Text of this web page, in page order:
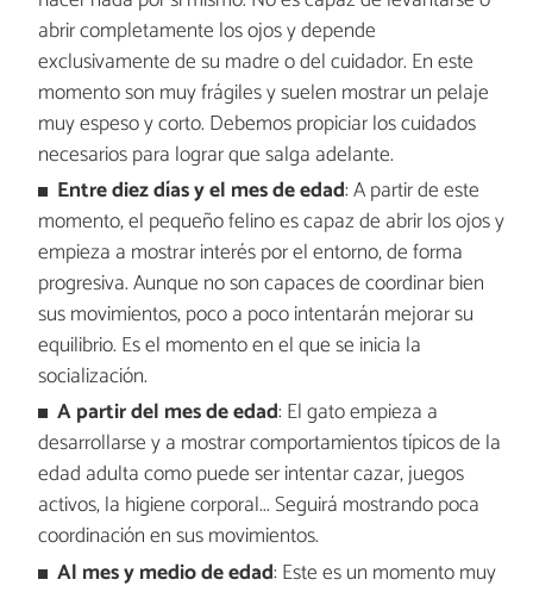
abrir completamente los ojos y depende
exclusivamente de su madre o del cuidador. En este
momento son muy frágiles y suelen mostrar un pelaje
muy espeso y corto. Debemos propiciar los cuidados
necesarios para lograr que salga adelante.
Entre diez días y el mes de edad: A partir de este
momento, el pequeño felino es capaz de abrir los ojos y
empieza a mostrar interés por el entorno, de forma
progresiva. Aunque no son capaces de coordinar bien
sus movimientos, poco a poco intentarán mejorar su
equilibrio. Es el momento en el que se inicia la
socialización.
A partir del mes de edad: El gato empieza a
desarrollarse y a mostrar comportamientos típicos de la
edad adulta como puede ser intentar cazar, juegos
activos, la higiene corporal... Seguirá mostrando poca
coordinación en sus movimientos.
Al mes y medio de edad: Este es un momento muy